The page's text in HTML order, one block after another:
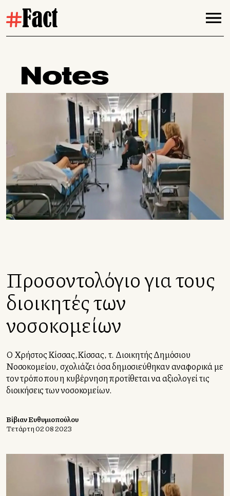
Προσοντολόγιο για τους
διοικητές των
νοσοκομείων
Ο Χρήστος Κίσσας,Κίσσας, τ. Διοικητής Δημόσιου
Νοσοκομείου, σχολιάζει όσα δημοσιεύθηκαν αναφορικά με
τον τρόπο που η κυβέρνηση προτίθεται να αξιολογεί τις
διοικήσεις των νοσοκομείων.
Βίβιαν Ευθυμιοπούλου
Τετάρτη 02 08 2023